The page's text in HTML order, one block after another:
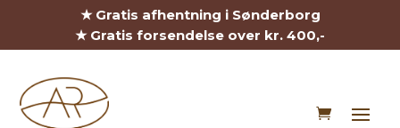
★ Gratis afhentning i Sønderborg
★ Gratis forsendelse over kr. 400,-